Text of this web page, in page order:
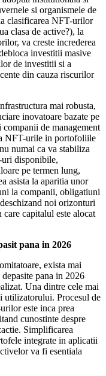
si organismele de
clasificarea NFT-urilor
clasa de active?), la
va creste increderea
investitii masive
de investitii si a
din cauza riscurilor
mai robusta,
inovatoare bazate pe
de management
NFT-urile in portofoliile
numai ca va stabiliza
disponibile,
pe termen lung,
asista la aparitia unor
la companii, obligatiuni
noi orizonturi
capitalul este alocat
pana in 2026
exista mai
pana in 2026
Una dintre cele mai
utilizatorului. Procesul de
este inca prea
cunostinte despre
Simplificarea
integrate in aplicatii
va fi esentiala